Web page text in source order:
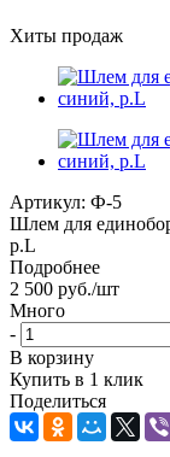
Хиты продаж
Артикул: Ф-5
Шлем для
p.L
Подробнее
2 500 руб./шт
Много
-
В корзину
Купить в 1 клик
Поделиться